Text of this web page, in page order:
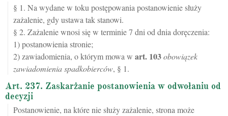
§ 1. Na wydane w toku postępowania postanowienie służy
zażalenie, gdy ustawa tak stanowi.
§ 2. Zażalenie wnosi się w terminie 7 dni od dnia doręczenia:
1) postanowienia stronie;
2) zawiadomienia, o którym mowa w art. 103obowiązek
zawiadomienia spadkobierców, § 1.
Art. 237. Zaskarżanie postanowienia w odwołaniu od
decyzji
Postanowienie, na które nie służy zażalenie, strona może